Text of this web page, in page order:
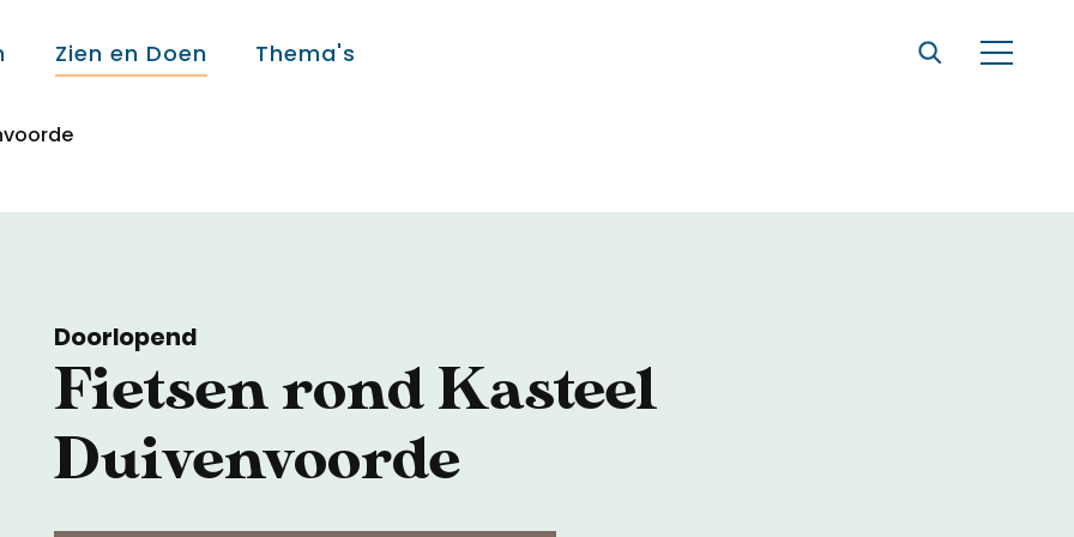
Zien en Doen Thema's
Colofon
Contact
Onderwijs
Fietsen rond Kasteel
Duivenvoorde
Doorlopend